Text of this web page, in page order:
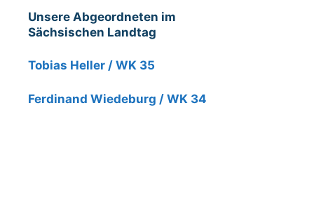
Unsere Abgeordneten im
Sächsischen Landtag
Tobias Heller / WK 35
Ferdinand Wiedeburg / WK 34